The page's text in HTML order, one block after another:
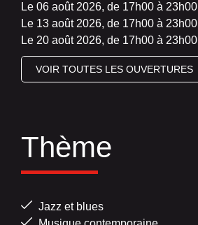
Le 06 août 2026, de 17h00 à 23h00
Le 13 août 2026, de 17h00 à 23h00
Le 20 août 2026, de 17h00 à 23h00
VOIR TOUTES LES OUVERTURES
Thème
Jazz et blues